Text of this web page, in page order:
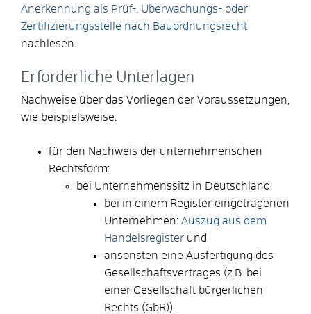
Anerkennung als Prüf-, Überwachungs- oder
Zertifizierungsstelle nach Bauordnungsrecht
nachlesen.
Erforderliche Unterlagen
Nachweise über das Vorliegen der Voraussetzungen,
wie beispielsweise:
für den Nachweis der unternehmerischen
Rechtsform:
bei Unternehmenssitz in Deutschland:
bei in einem Register eingetragenen
Unternehmen: Auszug aus dem
Handelsregister und
ansonsten eine Ausfertigung des
Gesellschaftsvertrages (z.B. bei
einer Gesellschaft bürgerlichen
Rechts (GbR)).